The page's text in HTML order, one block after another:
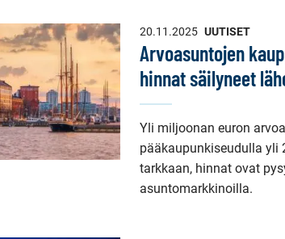
20.11.2025 UUTISET
Arvoasuntojen
hinnat säilyneet
Yli miljoonan euron
pääkaupunkiseudulla yli
tarkkaan, hinnat ovat
asuntomarkkinoilla.